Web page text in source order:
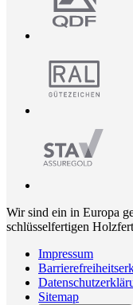
Wir sind ein in Europa
schlüsselfertigen
Impressum
Sitemap